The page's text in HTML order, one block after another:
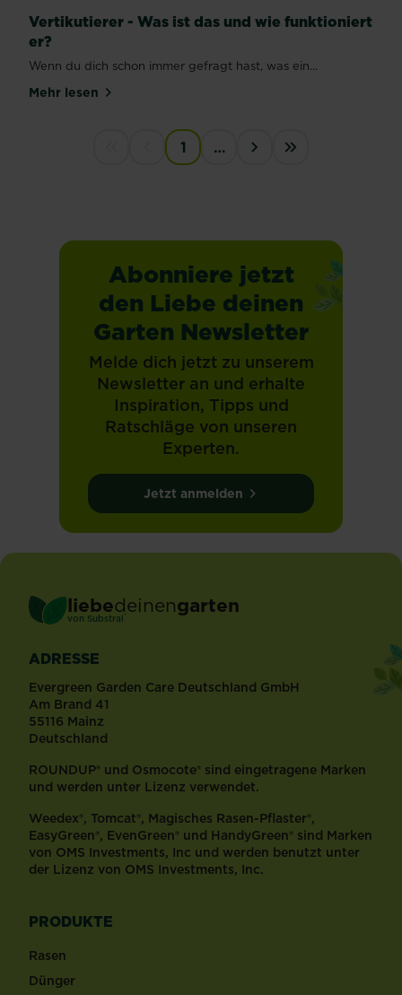
Vertikutierer - Was ist das und wie funktioniert
er?
Wenn du dich schon immer gefragt hast, was ein...
Mehr lesenüber Vertikutierer - Was ist das und wie
First disabled
Previous disabled
1
…
Abonniere jetzt
den Liebe deinen
Garten Newsletter
Melde dich jetzt zu unserem
Newsletter an und erhalte
Inspiration, Tipps und
Ratschläge von unseren
Experten.
Jetzt anmelden
liebedeinengarten
von Substral ®
ADRESSE
Evergreen Garden Care Deutschland GmbH
Am Brand 41
55116 Mainz
Deutschland
ROUNDUP® und Osmocote® sind eingetragene Marken
und werden unter Lizenz verwendet.
Weedex®, Tomcat®, Magisches Rasen-Pflaster®,
EasyGreen®, EvenGreen® und HandyGreen® sind Marken
von OMS Investments, Inc und werden benutzt unter
der Lizenz von OMS Investments, Inc.
PRODUKTE
Rasen
Dünger